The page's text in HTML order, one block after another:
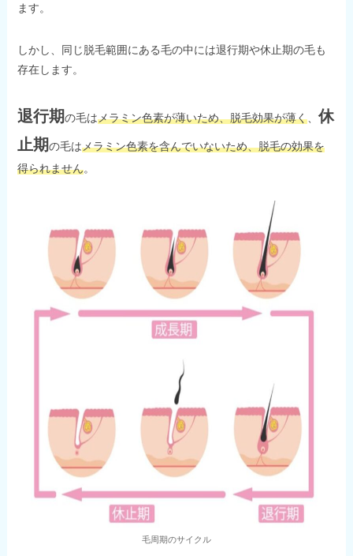
ます。
しかし、同じ脱毛範囲にある毛の中には退行期や休止期の毛も
存在します。
退行期の毛はメラミン色素が薄いため、脱毛効果が薄く 、休
止期の毛はメラミン色素を含んでいないため、脱毛の効果を
得られません。
毛周期のサイクル